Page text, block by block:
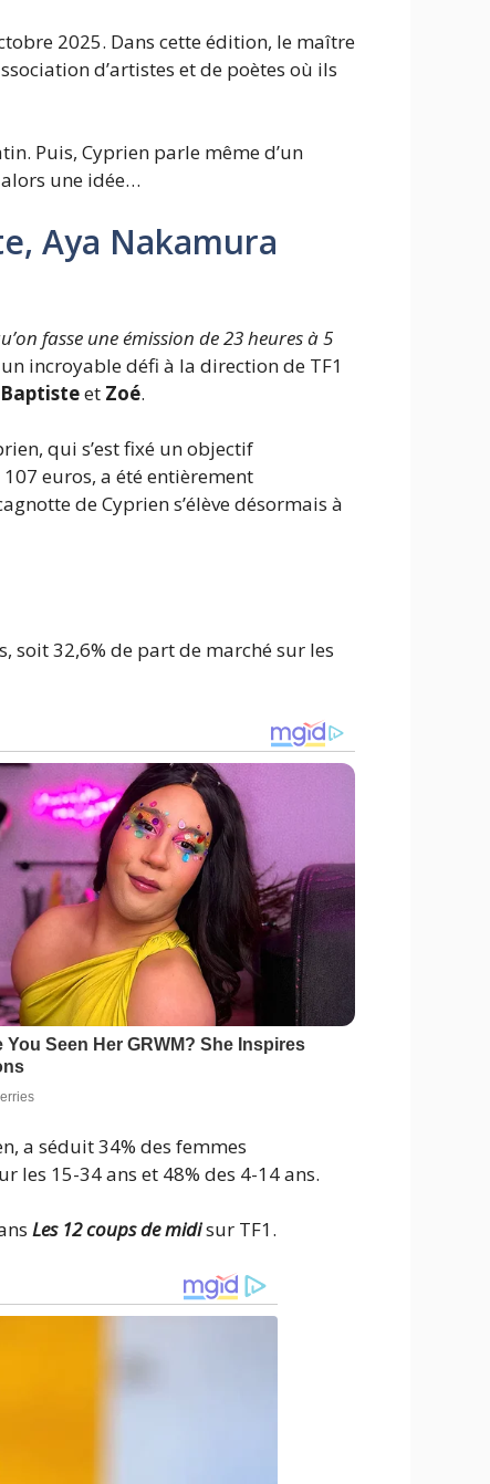
2025. Dans cette édition, le maître
d’artistes et de poètes où ils
Puis, Cyprien parle même d’un
une idée…
Aya Nakamura
fasse une émission de 23 heures à 5
incroyable défi à la direction de TF1
Baptisteet Zoé.
qui s’est fixé un objectif
euros, a été entièrement
de Cyprien s’élève désormais à
soit 32,6% de part de marché sur les
a séduit 34% des femmes
les 15-34 ans et 48% des 4-14 ans.
Les 12 coups de midisur TF1.